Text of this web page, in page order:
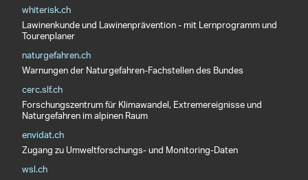
whiterisk.ch
Lawinenkunde und Lawinenprävention - mit Lernprogramm und
Tourenplaner
naturgefahren.ch
Warnungen der Naturgefahren-Fachstellen des Bundes
cerc.slf.ch
Forschungszentrum für Klimawandel, Extremereignisse und
Naturgefahren im alpinen Raum
envidat.ch
Zugang zu Umweltforschungs- und Monitoring-Daten
wsl.ch